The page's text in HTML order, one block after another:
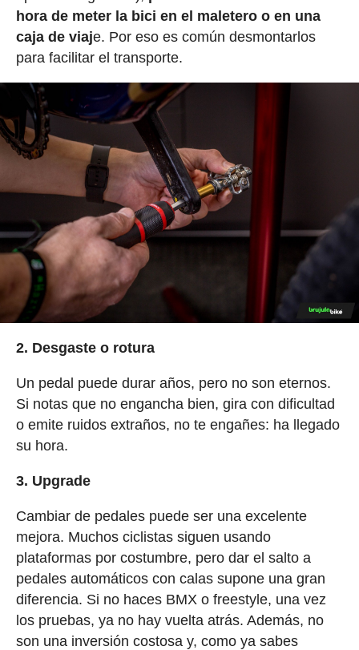
hora de meter la bici en el maletero o en una
caja de viaje. Por eso es común desmontarlos
para facilitar el transporte.
2. Desgaste o rotura
Un pedal puede durar años, pero no son eternos.
Si notas que no engancha bien, gira con dificultad
o emite ruidos extraños, no te engañes: ha llegado
su hora.
3. Upgrade
Cambiar de pedales puede ser una excelente
mejora. Muchos ciclistas siguen usando
plataformas por costumbre, pero dar el salto a
pedales automáticos con calas supone una gran
diferencia. Si no haces BMX o freestyle, una vez
los pruebas, ya no hay vuelta atrás. Además, no
son una inversión costosa y, como ya sabes